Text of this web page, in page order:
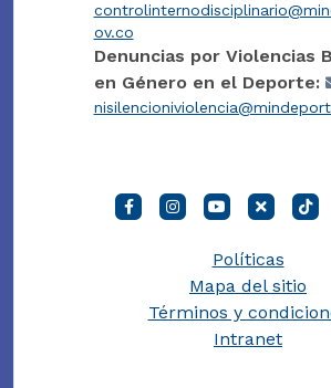
ov.co
Denuncias por Violencias
en Género en el Deporte:
Políticas
Mapa del sitio
Términos y
Intranet